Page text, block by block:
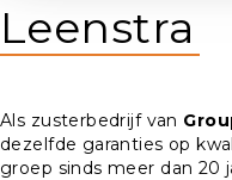
Leenstra
Als zusterbedrijf van
dezelfde garanties op
groep sinds meer dan 20